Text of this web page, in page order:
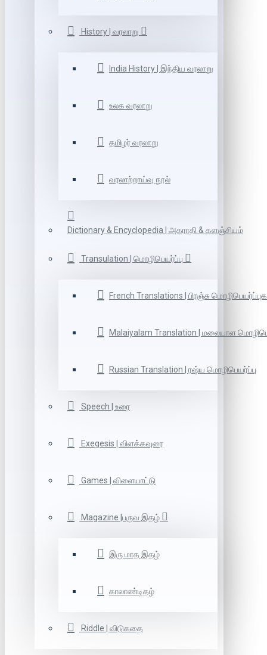
History | வரலாறு
India History | இந்திய வரலாறு
உலக வரலாறு
தமிழர் வரலாறு
வரலாற்றாய்வு நூல்
Dictionary & Encyclopedia | அகராதி & களஞ்சியம்
Transulation | மொழிபெயர்ப்பு
French Translations | பிரஞ்சு
Malaiyalam Translation | மலையாள
Russian Translation | ரஷ்ய மொழிபெயர்ப்பு
Speech | உரை
Exegesis | விளக்கவுரை
Games | விளையாட்டு
Magazine |பருவ இதழ்
இரு மாத இதழ்
காலாண்டிதழ்
Riddle | விடுகதை